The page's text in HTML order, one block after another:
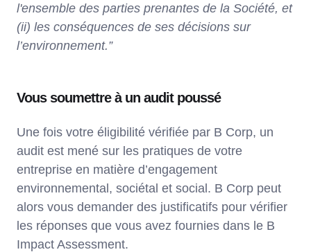
l'ensemble des parties prenantes de la Société, et
(ii) les conséquences de ses décisions sur
l’environnement.”
Vous soumettre à un audit poussé
Une fois votre éligibilité vérifiée par B Corp, un
audit est mené sur les pratiques de votre
entreprise en matière d’engagement
environnemental, sociétal et social. B Corp peut
alors vous demander des justificatifs pour vérifier
les réponses que vous avez fournies dans le B
Impact Assessment.